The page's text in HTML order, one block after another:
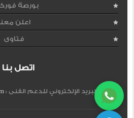
بورصة
اعلن
فتاوى
اتصل بنا
البريد الإلكتروني للدعم الفنى :